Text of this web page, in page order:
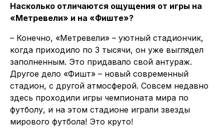
Насколько отличаются ощущения от игры на
«Метревели» и на «Фиште»?
– Конечно, «Метревели» – уютный стадиончик,
когда приходило по 3 тысячи, он уже выглядел
заполненным. Это придавало свой антураж.
Другое дело «Фишт» – новый современный
стадион, с другой атмосферой. Совсем недавно
здесь проходили игры чемпионата мира по
футболу, и на этом стадионе играли звезды
мирового футбола! Это круто!